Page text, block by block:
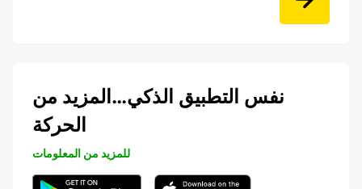
نفس التطبيق الذكي…المزيد من
الحركة
للمزيد من المعلومات